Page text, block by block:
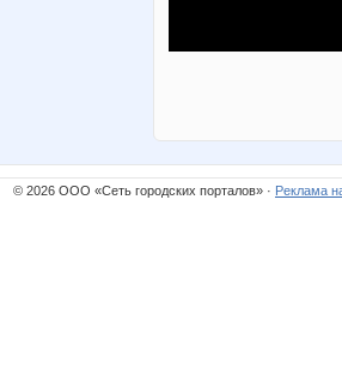
© 2026 ООО «Сеть городских порталов» · Реклама